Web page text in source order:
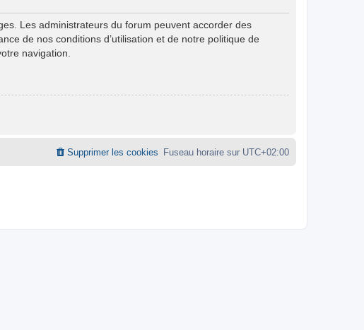
Les administrateurs du forum peuvent accorder des
de nos conditions d’utilisation et de notre politique de
navigation.
Fuseau horaire sur UTC+02:00
Supprimer les cookies